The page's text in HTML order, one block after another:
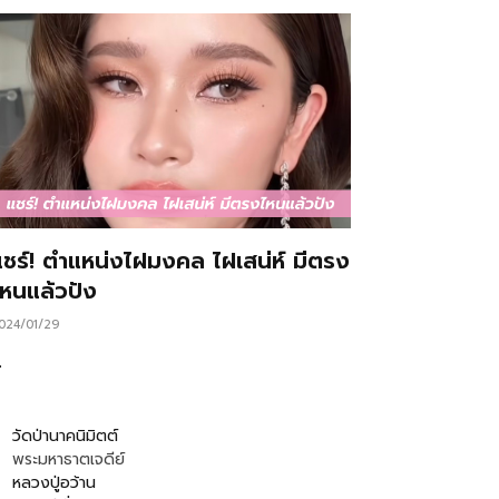
ร์! ตำแหน่งไฝมงคล ไฝเสน่ห์ มีตรง
นแล้วปัง
01/29
วัดป่านาคนิมิตต์
พระมหาธาตเจดีย์
หลวงปู่อว้าน